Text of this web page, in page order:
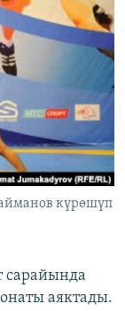
күрөшүп
сарайында
аяктады.